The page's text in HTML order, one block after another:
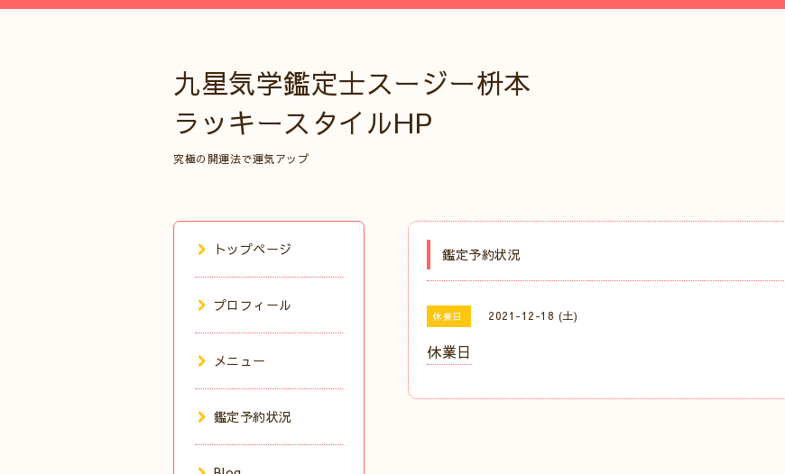
九星気学鑑定士スージー枡本
ラッキースタイルHP
究極の開運法で運気アップ
鑑定予約状況
休業日 2021-12-18 (土)
休業日
トップページ
プロフィール
メニュー
鑑定予約状況